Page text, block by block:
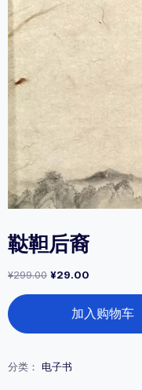
鞑靼后裔
¥299.00 原
¥299.00。
¥29.00
格
为：
鞑
靼
后
数
量
加入购物车
分类： 电子书